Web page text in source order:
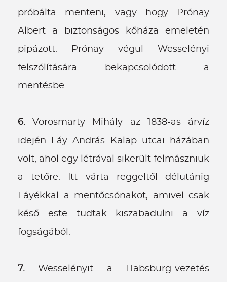
próbálta menteni, vagy hogy Prónay
Albert a biztonságos kőháza emeletén
pipázott. Prónay végül Wesselényi
felszólítására bekapcsolódott a
mentésbe.
6. Vörösmarty Mihály az 1838-as árvíz
idején Fáy András Kalap utcai házában
volt, ahol egy létrával sikerült felmászniuk
a tetőre. Itt várta reggeltől délutánig
Fáyékkal a mentőcsónakot, amivel csak
késő este tudtak kiszabadulni a víz
fogságából.
7. Wesselényit a Habsburg-vezetés